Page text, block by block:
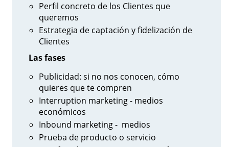
Perfil concreto de los Clientes que
queremos
Estrategia de captación y fidelización de
Clientes
Las fases
Publicidad: si no nos conocen, cómo
quieres que te compren
Interruption marketing - medios
económicos
Inbound marketing - medios
Prueba de producto o servicio